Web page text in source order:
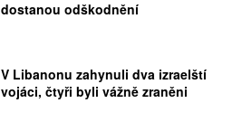
dostanou odškodnění
V Libanonu zahynuli dva izraelští
vojáci, čtyři byli vážně zraněni